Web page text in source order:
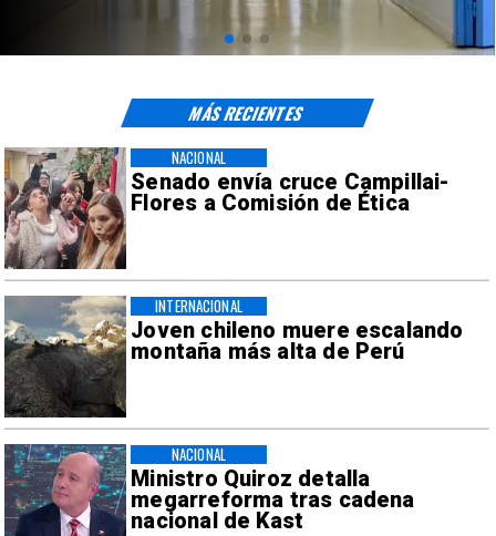
Senado envía cruce Campillai-
Flores a Comisión de Ética
NACIONAL
Joven chileno muere escalando
montaña más alta de Perú
INTERNACIONAL
Ministro Quiroz detalla
megarreforma tras cadena
nacional de Kast
NACIONAL
MÁS RECIENTES